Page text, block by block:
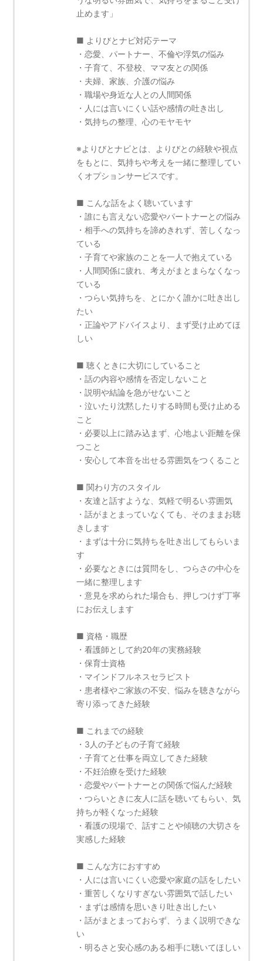
止めます」
■ よりびとナビ対応テーマ
・恋愛、パートナー、不倫や浮気の悩み
・子育て、不登校、ママ友との関係
・夫婦、家族、介護の悩み
・職場や身近な人との人間関係
・人には言いにくい話や感情の吐き出し
・気持ちの整理、心のモヤモヤ
※よりびとナビとは、よりびとの経験や視点
をもとに、気持ちや考えを一緒に整理してい
くオプションサービスです。
■ こんな話をよく聴いています
・誰にも言えない恋愛やパートナーとの悩み
・相手への気持ちを諦めきれず、苦しくなっ
ている
・子育てや家族のことを一人で抱えている
・人間関係に疲れ、考えがまとまらなくなっ
ている
・つらい気持ちを、とにかく誰かに吐き出し
たい
・正論やアドバイスより、まず受け止めてほ
しい
■ 聴くときに大切にしていること
・話の内容や感情を否定しないこと
・説明や結論を急がせないこと
・泣いたり沈黙したりする時間も受け止める
こと
・必要以上に踏み込まず、心地よい距離を保
つこと
・安心して本音を出せる雰囲気をつくること
■ 関わり方のスタイル
・友達と話すような、気軽で明るい雰囲気
・話がまとまっていなくても、そのままお聴
きします
・まずは十分に気持ちを吐き出してもらいま
す
・必要なときには質問をし、つらさの中心を
一緒に整理します
・意見を求められた場合も、押しつけず丁寧
にお伝えします
■ 資格・職歴
・看護師として約20年の実務経験
・保育士資格
・マインドフルネスセラピスト
・患者様やご家族の不安、悩みを聴きながら
寄り添ってきた経験
■ これまでの経験
・3人の子どもの子育て経験
・子育てと仕事を両立してきた経験
・不妊治療を受けた経験
・恋愛やパートナーとの関係で悩んだ経験
・つらいときに友人に話を聴いてもらい、気
持ちが軽くなった経験
・看護の現場で、話すことや傾聴の大切さを
実感した経験
■ こんな方におすすめ
・人には言いにくい恋愛や家庭の話をしたい
・重苦しくなりすぎない雰囲気で話したい
・まずは感情を思いきり吐き出したい
・話がまとまっておらず、うまく説明できな
い
・明るさと安心感のある相手に聴いてほしい